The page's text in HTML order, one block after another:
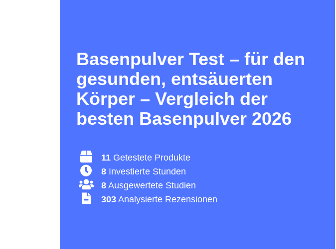
Basenpulver Test – für den
gesunden, entsäuerten
Körper – Vergleich der
besten Basenpulver 2026
11 Getestete Produkte
8 Investierte Stunden
8 Ausgewertete Studien
303 Analysierte Rezensionen